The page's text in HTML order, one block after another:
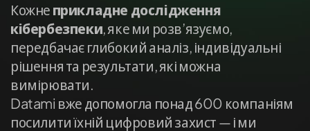
Кожне прикладне дослідження
кібербезпеки, яке ми розв’язуємо,
передбачає глибокий аналіз, індивідуальні
рішення та результати, які можна
вимірювати.
Datami вже допомогла понад 600 компаніям
посилити їхній цифровий захист — і ми